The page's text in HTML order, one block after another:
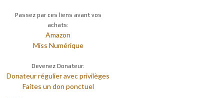
Passez par ces liens avant vos
achats:
Amazon
Miss Numérique
Devenez Donateur:
Donateur régulier avec privilèges
Faites un don ponctuel